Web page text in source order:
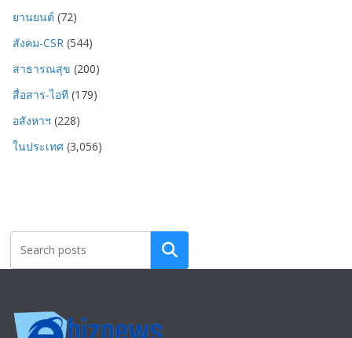
ยานยนต์ (72)
สังคม-CSR (544)
สาธารณสุข (200)
สื่อสาร-ไอที (179)
อสังหาฯ (228)
ในประเทศ (3,056)
Search